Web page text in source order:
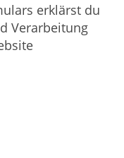
erklärst du
Verarbeitung